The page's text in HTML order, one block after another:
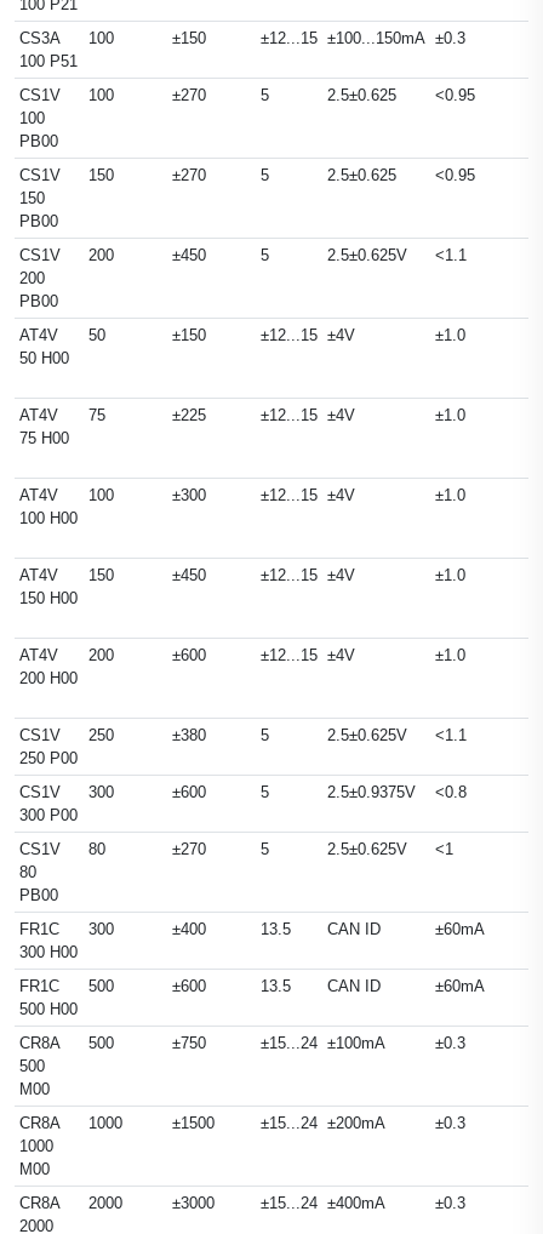
100 P21
CS3A
100 P51
100 ±150 ±12...15 ±100...150mA ±0.3
CS1V
100
PB00
100 ±270 5 2.5±0.625 <0.95
CS1V
150
PB00
150 ±270 5 2.5±0.625 <0.95
CS1V
200
PB00
200 ±450 5 2.5±0.625V <1.1
AT4V
50 H00
50 ±150 ±12...15 ±4V ±1.0
AT4V
75 H00
75 ±225 ±12...15 ±4V ±1.0
AT4V
100 H00
100 ±300 ±12...15 ±4V ±1.0
AT4V
150 H00
150 ±450 ±12...15 ±4V ±1.0
AT4V
200 H00
200 ±600 ±12...15 ±4V ±1.0
CS1V
250 P00
250 ±380 5 2.5±0.625V <1.1
CS1V
300 P00
300 ±600 5 2.5±0.9375V <0.8
CS1V
80
PB00
80 ±270 5 2.5±0.625V <1
FR1C
300 H00
300 ±400 13.5 CAN ID ±60mA
FR1C
500 H00
500 ±600 13.5 CAN ID ±60mA
CR8A
500
M00
500 ±750 ±15...24 ±100mA ±0.3
CR8A
1000
M00
1000 ±1500 ±15...24 ±200mA ±0.3
CR8A
2000
2000 ±3000 ±15...24 ±400mA ±0.3